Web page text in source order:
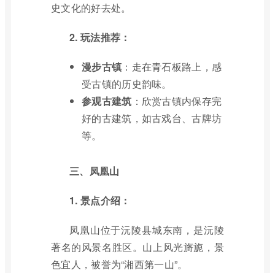
史文化的好去处。
2. 玩法推荐：
漫步古镇 ：走在青石板路上，感
受古镇的历史韵味。
参观古建筑 ：欣赏古镇内保存完
好的古建筑，如古戏台、古牌坊
等。
三、凤凰山
1. 景点介绍：
凤凰山位于沅陵县城东南，是沅陵
著名的风景名胜区。山上风光旖旎，景
色宜人，被誉为“湘西第一山”。